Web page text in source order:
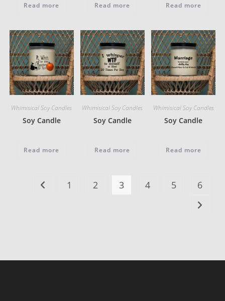
Read more Read more Read more
Whimisical Soy Candles
Soy Candle
Read more
Whimisical Soy Candles
Soy Candle
Read more
Whimisical Soy Candles
Soy Candle
Read more
1 2 3 4 5 6